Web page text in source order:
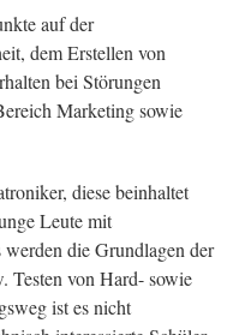
auf der
dem Erstellen von
bei Störungen
Marketing sowie
diese beinhaltet
Leute mit
die Grundlagen der
Testen von Hard- sowie
ist es nicht